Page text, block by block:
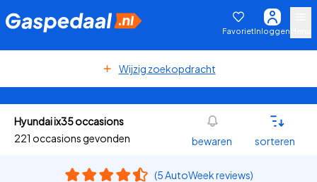
FavorietInloggen
Wijzig zoekopdracht
Hyundai ix35 occasions
221 occasions gevonden
bewaren sorteren
(5 AutoWeek reviews)